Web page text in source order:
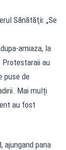
Sănătăţii: „Se
amiaza, la
au
puse de
Mai mulți
au fost
ajungand pana